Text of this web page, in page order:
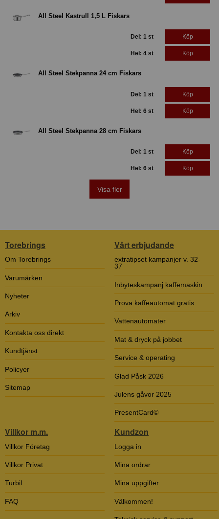
All Steel Kastrull 1,5 L Fiskars
Del: 1 st Köp
Hel: 4 st Köp
All Steel Stekpanna 24 cm Fiskars
Del: 1 st Köp
Hel: 6 st Köp
All Steel Stekpanna 28 cm Fiskars
Del: 1 st Köp
Hel: 6 st Köp
Visa fler
Torebrings
Om Torebrings
Varumärken
Nyheter
Arkiv
Kontakta oss direkt
Kundtjänst
Policyer
Sitemap
Vårt erbjudande
extratipset kampanjer v. 32-
37
Inbyteskampanj kaffemaskin
Prova kaffeautomat gratis
Vattenautomater
Mat & dryck på jobbet
Service & operating
Glad Påsk 2026
Julens gåvor 2025
PresentCard©
Villkor m.m.
Villkor Företag
Villkor Privat
Turbil
FAQ
Kundzon
Logga in
Mina ordrar
Mina uppgifter
Välkommen!